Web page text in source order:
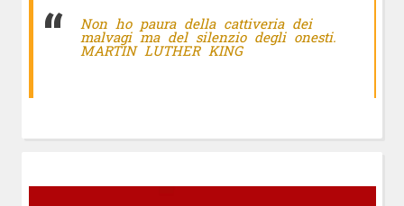
Non ho paura della cattiveria dei
malvagi ma del silenzio degli onesti.
MARTIN LUTHER KING